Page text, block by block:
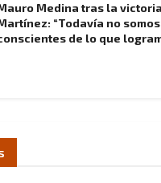
Medina tras la
“Todavía no somos
de lo que